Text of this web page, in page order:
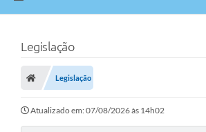
Legislação
Legislação
Atualizado em: 07/08/2026 às 14h02